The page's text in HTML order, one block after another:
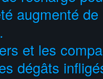
augmenté
et les
dégâts